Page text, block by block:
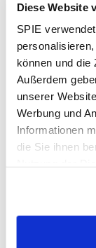
Diese Website
SPIE
können und die
Außerdem
unserer
Werbung und
Informationen
die Sie ihnen
Alle weiteren
Ideal
Office